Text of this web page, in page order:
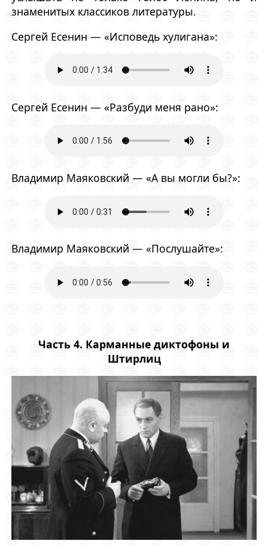
знаменитых классиков литературы.
Сергей Есенин — «Исповедь хулигана»:
Сергей Есенин — «Разбуди меня рано»:
Владимир Маяковский — «А вы могли бы?»:
Владимир Маяковский — «Послушайте»:
Часть 4. Карманные диктофоны и
Штирлиц